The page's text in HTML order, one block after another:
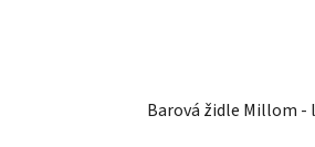
Barová židle Millom -